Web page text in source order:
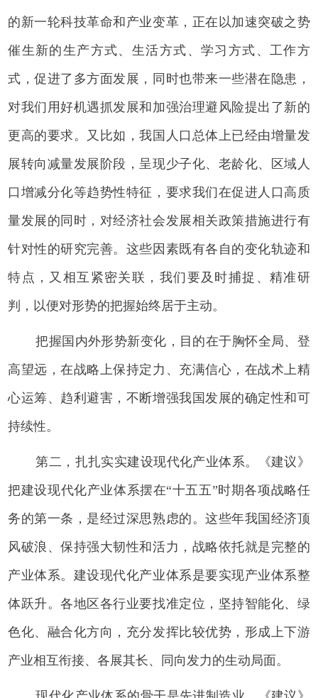
的新一轮科技革命和产业变革，正在以加速突破之势
催生新的生产方式、生活方式、学习方式、工作方
式，促进了多方面发展，同时也带来一些潜在隐患，
对我们用好机遇抓发展和加强治理避风险提出了新的
更高的要求。又比如，我国人口总体上已经由增量发
展转向减量发展阶段，呈现少子化、老龄化、区域人
口增减分化等趋势性特征，要求我们在促进人口高质
量发展的同时，对经济社会发展相关政策措施进行有
针对性的研究完善。这些因素既有各自的变化轨迹和
特点，又相互紧密关联，我们要及时捕捉、精准研
判，以便对形势的把握始终居于主动。
把握国内外形势新变化，目的在于胸怀全局、登
高望远，在战略上保持定力、充满信心，在战术上精
心运筹、趋利避害，不断增强我国发展的确定性和可
持续性。
第二，扎扎实实建设现代化产业体系。《建议》
把建设现代化产业体系摆在“十五五”时期各项战略任
务的第一条，是经过深思熟虑的。这些年我国经济顶
风破浪、保持强大韧性和活力，战略依托就是完整的
产业体系。建设现代化产业体系是要实现产业体系整
体跃升。各地区各行业要找准定位，坚持智能化、绿
色化、融合化方向，充分发挥比较优势，形成上下游
产业相互衔接、各展其长、同向发力的生动局面。